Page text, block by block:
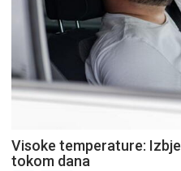
Visoke temperature:
tokom dana